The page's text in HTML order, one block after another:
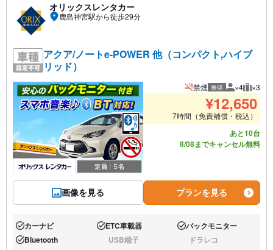
オリックスレンタカー
鹿島神宮駅から徒歩29分
アクア/ノートe-POWER 他（コンパクト,ハイブ
リッド）
画像を見る
禁煙 推奨 推奨人数
×4 推奨
×3
¥12,650
7時間（免責補償・税込）
あと10台
8/08までキャンセル無料
プランを見る
あり:カーナビ あり:ETC車載器 あり:バックモニター
あり:Bluetooth なし:USB端子 なし:ドラレコ